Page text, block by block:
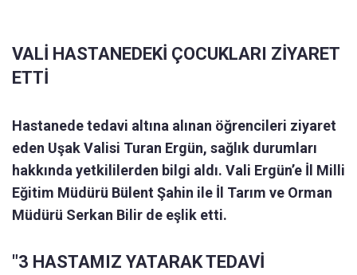
VALİ HASTANEDEKİ ÇOCUKLARI ZİYARET
ETTİ
Hastanede tedavi altına alınan öğrencileri ziyaret
eden Uşak Valisi Turan Ergün, sağlık durumları
hakkında yetkililerden bilgi aldı. Vali Ergün’e İl Milli
Eğitim Müdürü Bülent Şahin ile İl Tarım ve Orman
Müdürü Serkan Bilir de eşlik etti.
"3 HASTAMIZ YATARAK TEDAVİ